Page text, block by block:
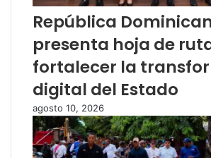
República
presenta hoja de
fortalecer la
digital del Estado
agosto 10, 2026